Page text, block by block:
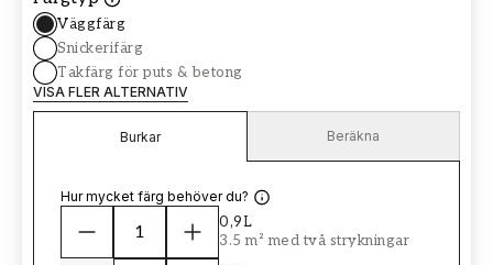
Väggfärg
Snickerifärg
Takfärg för puts & betong
VISA FLER ALTERNATIV
Burkar Beräkna
Hur mycket färg behöver du?
0,9L
3.5 m² med två strykningar